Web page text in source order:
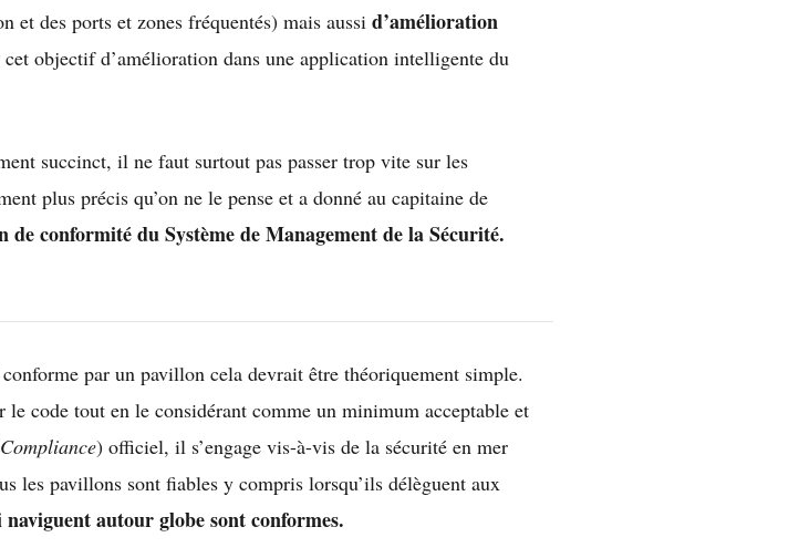
des ports et zones fréquentés) mais aussi d’amélioration
objectif d’amélioration dans une application intelligente du
succinct, il ne faut surtout pas passer trop vite sur les
plus précis qu’on ne le pense et a donné au capitaine de
de conformité du Système de Management de la Sécurité.
par un pavillon cela devrait être théoriquement simple.
code tout en le considérant comme un minimum acceptable et
) officiel, il s’engage vis-à-vis de la sécurité en mer
les pavillons sont fiables y compris lorsqu’ils délèguent aux
autour globe sont conformes.